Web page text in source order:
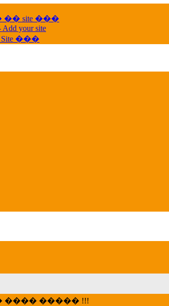
�� site ���
Add your site
���
����� !!!